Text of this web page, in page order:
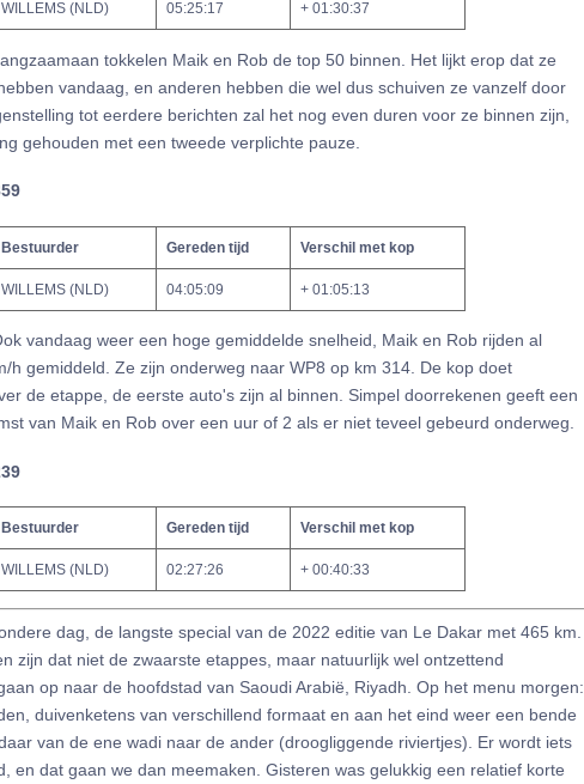
WILLEMS (NLD) 05:25:17 + 01:30:37
tokkelen Maik en Rob de top 50 binnen. Het lijkt erop dat ze
vandaag, en anderen hebben die wel dus schuiven ze vanzelf door
tot eerdere berichten zal het nog even duren voor ze binnen zijn,
gehouden met een tweede verplichte pauze.
Bestuurder Gereden tijd Verschil met kop
WILLEMS (NLD) 04:05:09 + 01:05:13
vandaag weer een hoge gemiddelde snelheid, Maik en Rob rijden al
h gemiddeld. Ze zijn onderweg naar WP8 op km 314. De kop doet
de etappe, de eerste auto's zijn al binnen. Simpel doorrekenen geeft een
van Maik en Rob over een uur of 2 als er niet teveel gebeurd onderweg.
Bestuurder Gereden tijd Verschil met kop
WILLEMS (NLD) 02:27:26 + 00:40:33
dag, de langste special van de 2022 editie van Le Dakar met 465 km.
zijn dat niet de zwaarste etappes, maar natuurlijk wel ontzettend
op naar de hoofdstad van Saoudi Arabië, Riyadh. Op het menu morgen:
duivenketens van verschillend formaat en aan het eind weer een bende
van de ene wadi naar de ander (droogliggende riviertjes). Er wordt iets
en dat gaan we dan meemaken. Gisteren was gelukkig een relatief korte